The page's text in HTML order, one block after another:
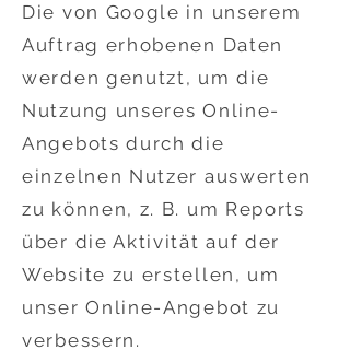
Die von Google in unserem
Auftrag erhobenen Daten
werden genutzt, um die
Nutzung unseres Online-
Angebots durch die
einzelnen Nutzer auswerten
zu können, z. B. um Reports
über die Aktivität auf der
Website zu erstellen, um
unser Online-Angebot zu
verbessern.